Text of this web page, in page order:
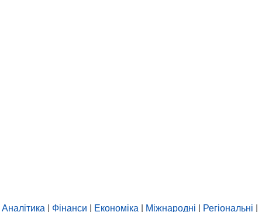
Аналітика Фінанси Економіка Міжнародні Регіональні